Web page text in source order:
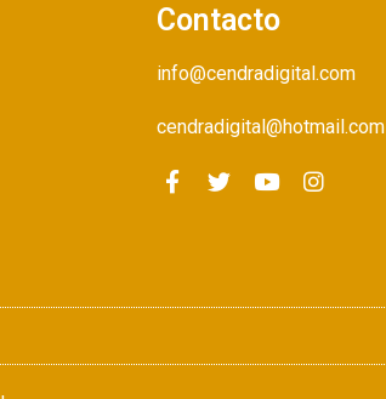
Contacto
info@cendradigital.com
cendradigital@hotmail.com